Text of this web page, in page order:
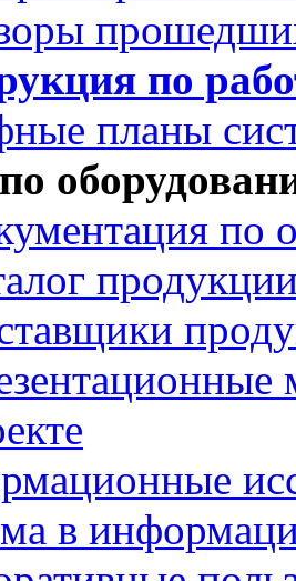
по
планы
по
в